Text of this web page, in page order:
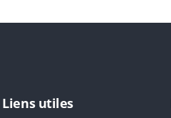
Liens utiles